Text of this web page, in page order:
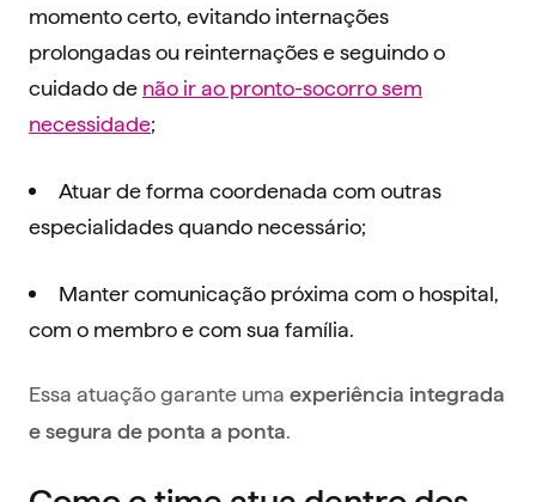
momento certo, evitando internações
prolongadas ou reinternações e seguindo o
cuidado de não ir ao pronto-socorro sem
necessidade;
Atuar de forma coordenada com outras
especialidades quando necessário;
Manter comunicação próxima com o hospital,
com o membro e com sua família.
Essa atuação garante uma experiência integrada
e segura de ponta a ponta.